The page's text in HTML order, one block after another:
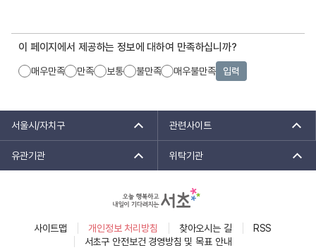
이 페이지에서 제공하는 정보에 대하여 만족하십니까?
매우만족 만족 보통 불만족 매우불만족 입력
서울시/자치구 관련사이트
유관기관 위탁기관
사이트맵 개인정보 처리방침 찾아오시는 길
RSS
서초구 안전보건 경영방침 및 목표 안내